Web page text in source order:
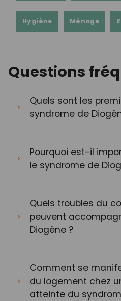
Hygiène Ménage
Questions
Quels sont les
syndrome de
Pourquoi est-il
le syndrome de
Quels troubles du
peuvent
Diogène ?
Comment se
du logement chez
atteinte du